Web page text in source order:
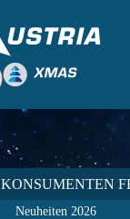
KONSUMENTEN
Neuheiten 2026